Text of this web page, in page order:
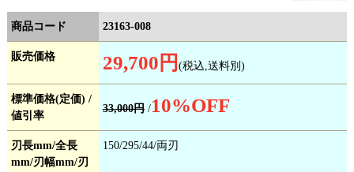
商品コード 23163-008
販売価格 29,700円 (税込,送料別)
標準価格(定価) /
値引率
33,000円 /10%OFF
刃長mm/全長
mm/刃幅mm/刃
150/295/44/両刃